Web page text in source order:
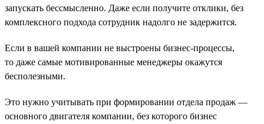
запускать бессмысленно. Даже если получите отклики, без
комплексного подхода сотрудник надолго не задержится.
Если в вашей компании не выстроены бизнес-процессы,
то даже самые мотивированные менеджеры окажутся
бесполезными.
Это нужно учитывать при формировании отдела продаж —
основного двигателя компании, без которого бизнес